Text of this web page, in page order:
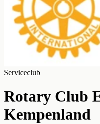
Serviceclub
Rotary Club
Kempenland